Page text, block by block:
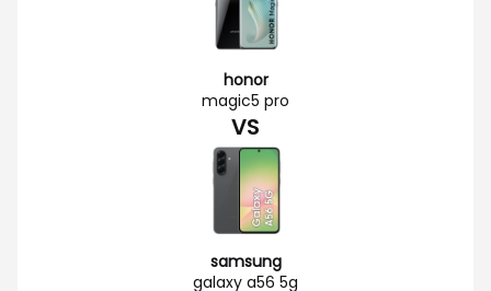
honor
magic5 pro
VS
samsung
galaxy a56 5g